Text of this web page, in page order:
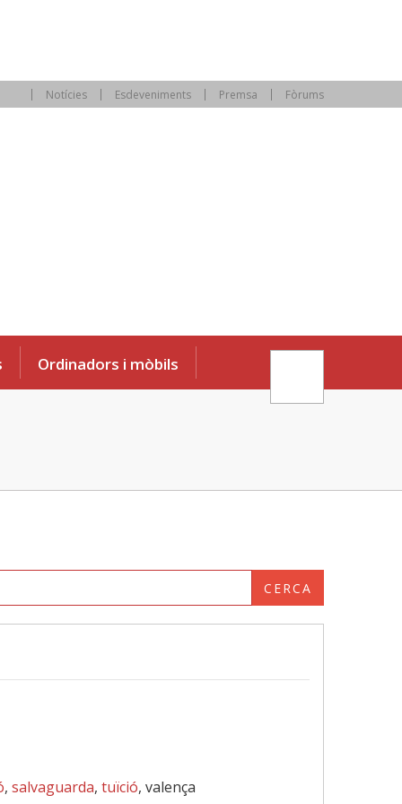
Notícies Esdeveniments Premsa Fòrums
Ordinadors i mòbils
CERCA
, salvaguarda, tuïció, valença